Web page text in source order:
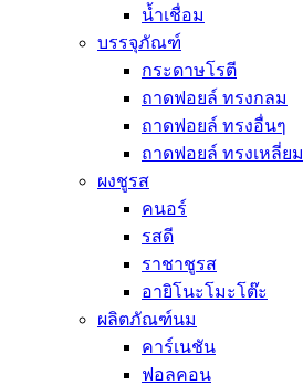
น้ำเชื่อม
บรรจุภัณฑ์
กระดาษโรตี
ถาดฟอยล์ ทรงกลม
ถาดฟอยล์ ทรงอื่นๆ
ถาดฟอยล์ ทรงเหลี่ยม
ผงชูรส
คนอร์
รสดี
ราชาชูรส
อายิโนะโมะโต๊ะ
ผลิตภัณฑ์นม
คาร์เนชัน
ฟอลคอน